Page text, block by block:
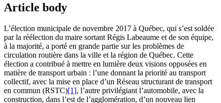
Article body
L’élection municipale de novembre 2017 à Québec, qui s’est soldée
par la réélection du maire sortant Régis Labeaume et de son équipe,
à la majorité, a porté en grande partie sur les problèmes de
circulation routière dans la ville et la région de Québec. Cette
élection a contribué à mettre en lumière deux visions opposées en
matière de transport urbain : l’une donnant la priorité au transport
collectif, avec la mise en place d’un Réseau structurant de transport
en commun (RSTC)[1], l’autre privilégiant l’automobile, avec la
construction, dans l’est de l’agglomération, d’un nouveau lien